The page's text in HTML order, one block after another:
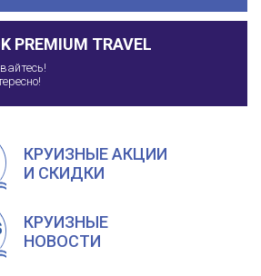
PREMIUM TRAVEL
КРУИЗНЫЕ АКЦИИ
И СКИДКИ
КРУИЗНЫЕ
НОВОСТИ